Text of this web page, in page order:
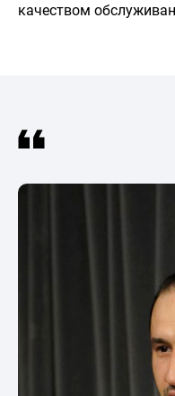
качеством